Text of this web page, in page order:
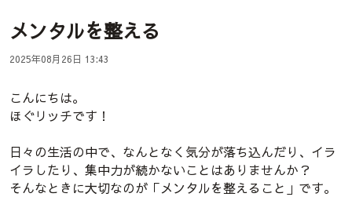
メンタルを整える
2025年08月26日 13:43
こんにちは。
ほぐリッチです！
日々の生活の中で、なんとなく気分が落ち込んだり、イラ
イラしたり、集中力が続かないことはありませんか？
そんなときに大切なのが「メンタルを整えること」です。